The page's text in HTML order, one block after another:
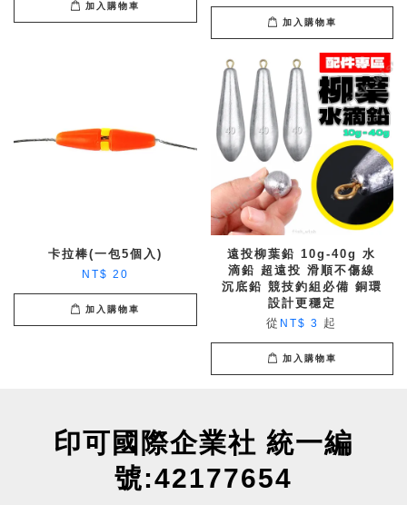
加入購物車
加入購物車
卡拉棒(一包5個入)
NT$ 20
加入購物車
遠投柳葉鉛 10g-40g 水
滴鉛 超遠投 滑順不傷線
沉底鉛 競技釣組必備 銅環
設計更穩定
從 NT$ 3 起
加入購物車
印可國際企業社 統一編
號:42177654